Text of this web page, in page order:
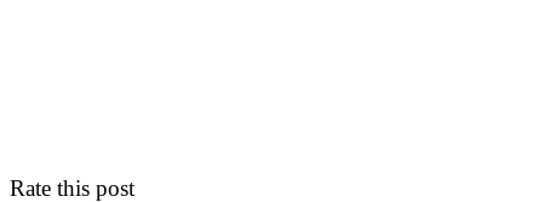
Rate this post